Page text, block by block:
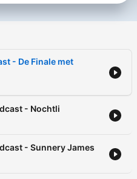
- De Finale met
- Nochtli
- Sunnery James